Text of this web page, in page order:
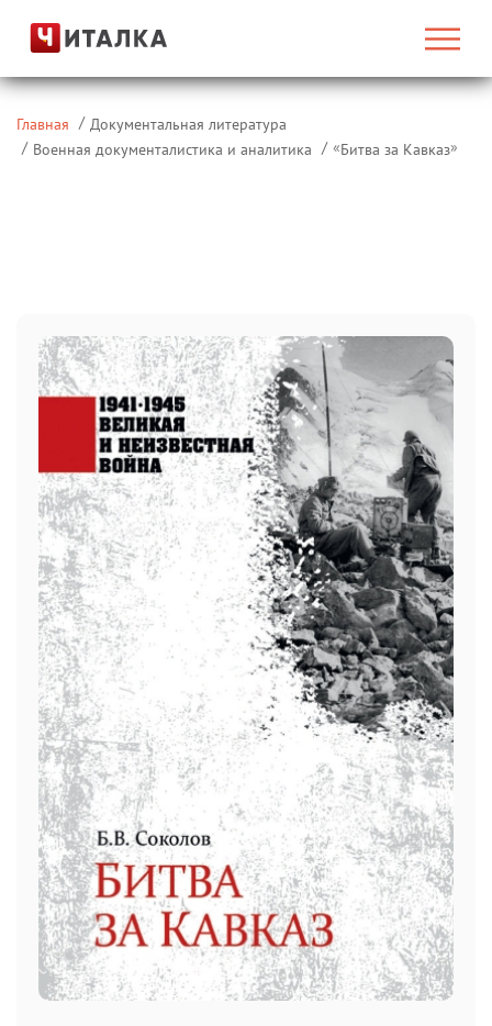
Главная
Документальная литература
Военная документалистика и аналитика
«Битва за Кавказ»